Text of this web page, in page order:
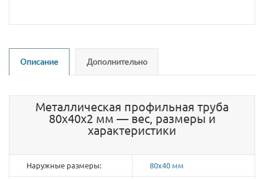
Описание Дополнительно
Металлическая профильная труба
80х40х2 мм — вес, размеры и
характеристики
Наружные размеры: 80х40 мм